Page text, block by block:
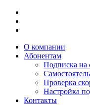
О компании
Абонентам
Подписка на
Проверка
Настройка
Контакты